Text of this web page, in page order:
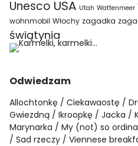
Unesco USA Utah Wattenmeer
wohnmobil Włochy zagadka
świątynia
Odwiedzam
Allochtonkę Ciekawaostę
Gwiezdną
Ikroopkę Jacka
Marynarka
My (not) so
Sad rzeczy
Viennese